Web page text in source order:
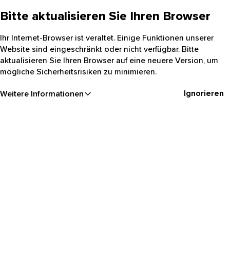
Bitte aktualisieren Sie Ihren Browser
Ihr Internet-Browser ist veraltet. Einige Funktionen unserer
Website sind eingeschränkt oder nicht verfügbar. Bitte
aktualisieren Sie Ihren Browser auf eine neuere Version, um
mögliche Sicherheitsrisiken zu minimieren.
Weitere Informationen Ignorieren